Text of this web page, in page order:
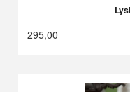
295,00